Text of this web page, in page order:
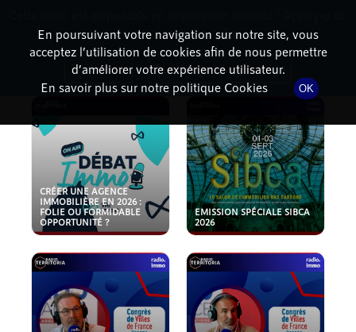
PODCASTS
CRÉER UNE AGENCE
IMMOBILIÈRE EN 2026 :
FOLIE OU FORMIDABLE
OPPORTUNITÉ ?
EMISSION SPÉCIALE SIBCA
2026
En poursuivant votre navigation sur notre site, vous
acceptez l’utilisation de cookies afin de nous permettre
d’améliorer votre expérience utilisateur.
En savoir plus sur notre politique Cookies
OK
dessous pour l'installer.
Non merci Télécharger l'application